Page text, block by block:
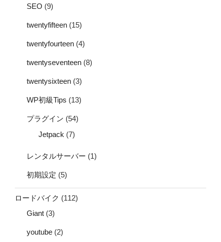
SEO (9)
twentyfifteen (15)
twentyfourteen (4)
twentyseventeen (8)
twentysixteen (3)
WP初級Tips (13)
プラグイン (54)
Jetpack (7)
レンタルサーバー (1)
初期設定 (5)
ロードバイク (112)
Giant (3)
youtube (2)